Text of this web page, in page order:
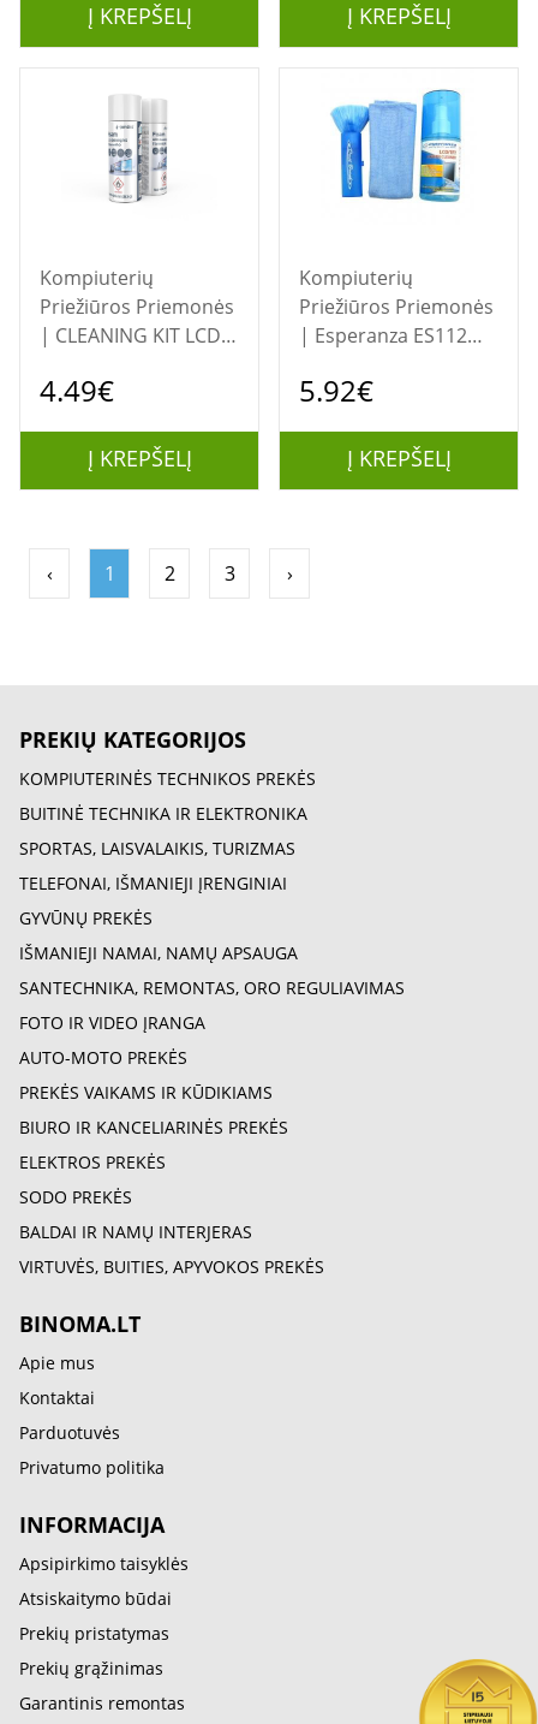
Į KREPŠELĮ Į KREPŠELĮ
Kompiuterių
Priežiūros Priemonės
| CLEANING KIT LCD
08 GEMBIRD
4.49€
Į KREPŠELĮ
Kompiuterių
Priežiūros Priemonės
| Esperanza ES112
rinkinys LCD / TFT /
5.92€
Į KREPŠELĮ
‹ 1 2 3 ›
PREKIŲ KATEGORIJOS
KOMPIUTERINĖS TECHNIKOS PREKĖS
BUITINĖ TECHNIKA IR ELEKTRONIKA
SPORTAS, LAISVALAIKIS, TURIZMAS
TELEFONAI, IŠMANIEJI ĮRENGINIAI
GYVŪNŲ PREKĖS
IŠMANIEJI NAMAI, NAMŲ APSAUGA
SANTECHNIKA, REMONTAS, ORO REGULIAVIMAS
FOTO IR VIDEO ĮRANGA
AUTO-MOTO PREKĖS
PREKĖS VAIKAMS IR KŪDIKIAMS
BIURO IR KANCELIARINĖS PREKĖS
ELEKTROS PREKĖS
SODO PREKĖS
BALDAI IR NAMŲ INTERJERAS
VIRTUVĖS, BUITIES, APYVOKOS PREKĖS
BINOMA.LT
Apie mus
Kontaktai
Parduotuvės
Privatumo politika
INFORMACIJA
Apsipirkimo taisyklės
Atsiskaitymo būdai
Prekių pristatymas
Prekių grąžinimas
Garantinis remontas